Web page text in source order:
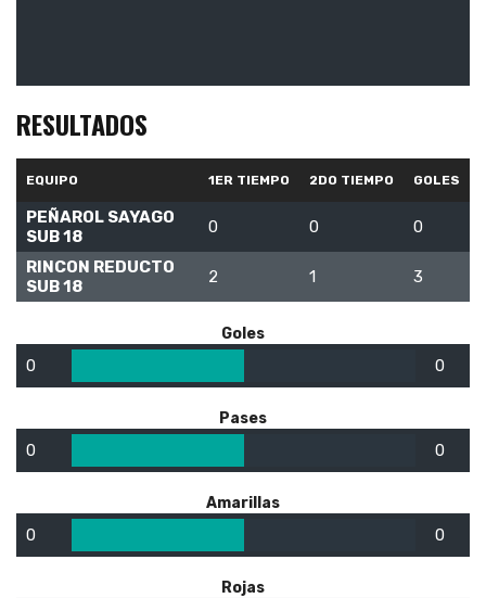
RESULTADOS
EQUIPO 1ER TIEMPO 2DO TIEMPO GOLES
PEÑAROL SAYAGO
SUB 18
0 0 0
RINCON REDUCTO
SUB 18
2 1 3
Goles
0 0
Pases
0 0
Amarillas
0 0
Rojas